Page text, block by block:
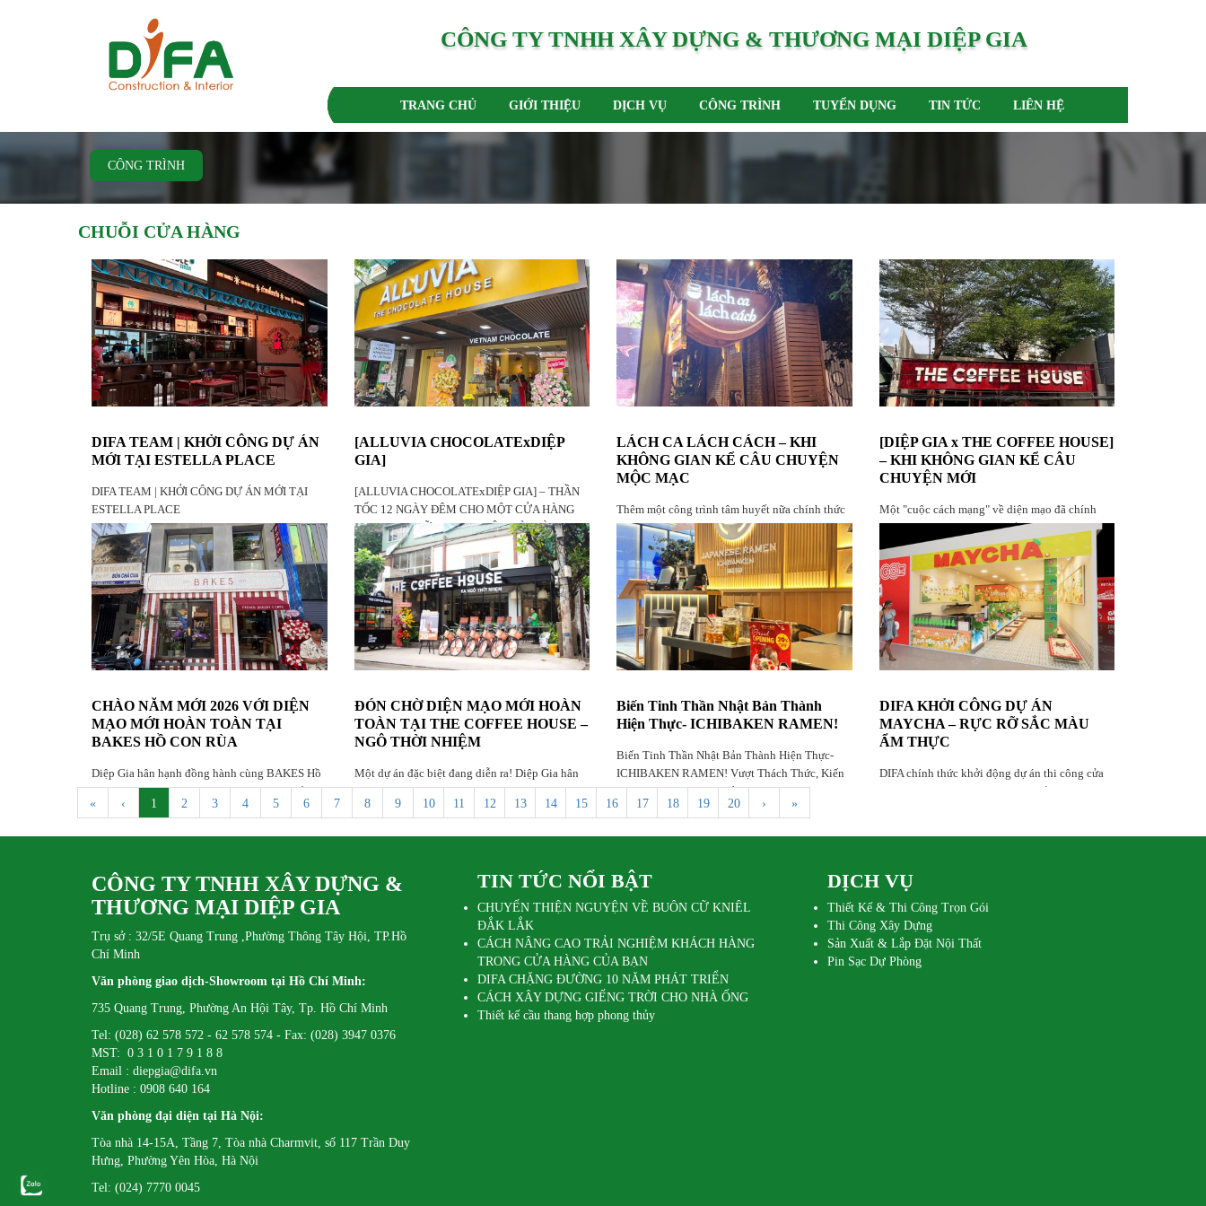
CÔNG TY TNHH XÂY DỰNG & THƯƠNG MẠI DIỆP GIA
TRANG CHỦ GIỚI THIỆU DỊCH VỤ CÔNG TRÌNH TUYỂN DỤNG TIN TỨC LIÊN HỆ
CÔNG TRÌNH
CHUỖI CỬA HÀNG
DIFA TEAM | KHỞI CÔNG DỰ ÁN
MỚI TẠI ESTELLA PLACE
DIFA TEAM | KHỞI CÔNG DỰ ÁN MỚI TẠI
ESTELLA PLACE
[ALLUVIA CHOCOLATExDIỆP
GIA]
[ALLUVIA CHOCOLATExDIỆP GIA] – THẦN
TỐC 12 NGÀY ĐÊM CHO MỘT CỬA HÀNG
FLAGSHIP GIỮA TRUNG TÂM SÀI GÒN
LÁCH CA LÁCH CÁCH – KHI
KHÔNG GIAN KỂ CÂU CHUYỆN
MỘC MẠC
Thêm một công trình tâm huyết nữa chính thức
được DIFA bàn giao!
[DIỆP GIA x THE COFFEE HOUSE]
– KHI KHÔNG GIAN KỂ CÂU
CHUYỆN MỚI
Một "cuộc cách mạng" về diện mạo đã chính
thức hoàn thiện! Diệp Gia rất tự hào khi là đơn
vị sát cánh cùng The Coffee House – Phan Văn
Trị trong dự án nâng cấp không gian lần này
CHÀO NĂM MỚI 2026 VỚI DIỆN
MẠO MỚI HOÀN TOÀN TẠI
BAKES HỒ CON RÙA
Diệp Gia hân hạnh đồng hành cùng BAKES Hồ
Con Rùa – tiệm bánh Pháp yêu thích bên Hồ
Con Rùa lịch sử – trong dự án cải tạo và nâng
ĐÓN CHỜ DIỆN MẠO MỚI HOÀN
TOÀN TẠI THE COFFEE HOUSE –
NGÔ THỜI NHIỆM
Một dự án đặc biệt đang diễn ra! Diệp Gia hân
hạnh sát cánh cùng The Coffee House – Ngô
Thời Nhiệm để mang đến diện mạo mới mẻ,
Biến Tinh Thần Nhật Bản Thành
Hiện Thực- ICHIBAKEN RAMEN!
Biến Tinh Thần Nhật Bản Thành Hiện Thực-
ICHIBAKEN RAMEN! Vượt Thách Thức, Kiến
Tạo Không Gian Độc Bản
DIFA KHỞI CÔNG DỰ ÁN
MAYCHA – RỰC RỠ SẮC MÀU
ẨM THỰC
DIFA chính thức khởi động dự án thi công cửa
« ‹ 1 2 3 4 5 6 7 8 9 10 11 12 13 14 15 16 17 18 19 20 › »
CÔNG TY TNHH XÂY DỰNG &
THƯƠNG MẠI DIỆP GIA
Trụ sở : 32/5E Quang Trung ,Phường Thông Tây Hội, TP.Hồ
Chí Minh
Văn phòng giao dịch-Showroom tại Hồ Chí Minh:
735 Quang Trung, Phường An Hội Tây, Tp. Hồ Chí Minh
Tel: (028) 62 578 572 - 62 578 574 - Fax: (028) 3947 0376
MST: 0 3 1 0 1 7 9 1 8 8
Email : diepgia@difa.vn
Hotline : 0908 640 164
Văn phòng đại diện tại Hà Nội:
Tòa nhà 14-15A, Tầng 7, Tòa nhà Charmvit, số 117 Trần Duy
Hưng, Phường Yên Hòa, Hà Nội
Tel: (024) 7770 0045
TIN TỨC NỔI BẬT
CHUYẾN THIỆN NGUYỆN VỀ BUÔN CỮ KNIÊL
ĐẮK LẮK
CÁCH NÂNG CAO TRẢI NGHIỆM KHÁCH HÀNG
TRONG CỬA HÀNG CỦA BẠN
DIFA CHẶNG ĐƯỜNG 10 NĂM PHÁT TRIỂN
CÁCH XÂY DỰNG GIẾNG TRỜI CHO NHÀ ỐNG
Thiết kế cầu thang hợp phong thủy
DỊCH VỤ
Thiết Kế & Thi Công Trọn Gói
Thi Công Xây Dựng
Sản Xuất & Lắp Đặt Nội Thất
Pin Sạc Dự Phòng